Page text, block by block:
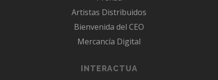
Artistas Distribuidos
Bienvenida del CEO
Mercancía Digital
INTERACTUA